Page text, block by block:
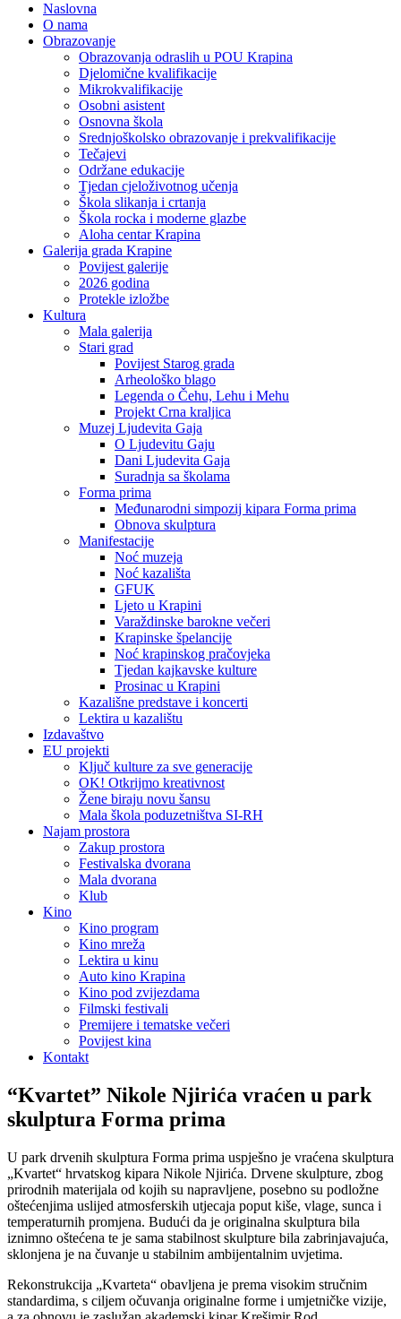
Naslovna
O nama
Obrazovanje
Obrazovanja odraslih u POU Krapina
Djelomične kvalifikacije
Mikrokvalifikacije
Osobni asistent
Osnovna škola
Srednjoškolsko obrazovanje i prekvalifikacije
Tečajevi
Održane edukacije
Tjedan cjeloživotnog učenja
Škola slikanja i crtanja
Škola rocka i moderne glazbe
Aloha centar Krapina
Galerija grada Krapine
Povijest galerije
2026 godina
Protekle izložbe
Kultura
Mala galerija
Stari grad
Povijest Starog grada
Arheološko blago
Legenda o Čehu, Lehu i Mehu
Projekt Crna kraljica
Muzej Ljudevita Gaja
O Ljudevitu Gaju
Dani Ljudevita Gaja
Suradnja sa školama
Forma prima
Međunarodni simpozij kipara Forma prima
Obnova skulptura
Manifestacije
Noć muzeja
Noć kazališta
GFUK
Ljeto u Krapini
Varaždinske barokne večeri
Krapinske špelancije
Noć krapinskog pračovjeka
Tjedan kajkavske kulture
Prosinac u Krapini
Kazališne predstave i koncerti
Lektira u kazalištu
Izdavaštvo
EU projekti
Ključ kulture za sve generacije
OK! Otkrijmo kreativnost
Žene biraju novu šansu
Mala škola poduzetništva SI-RH
Najam prostora
Zakup prostora
Festivalska dvorana
Mala dvorana
Klub
Kino
Kino program
Kino mreža
Lektira u kinu
Auto kino Krapina
Kino pod zvijezdama
Filmski festivali
Premijere i tematske večeri
Povijest kina
Kontakt
“Kvartet” Nikole Njirića vraćen u park
skulptura Forma prima
U park drvenih skulptura Forma prima uspješno je vraćena skulptura
„Kvartet“ hrvatskog kipara Nikole Njirića. Drvene skulpture, zbog
prirodnih materijala od kojih su napravljene, posebno su podložne
oštećenjima uslijed atmosferskih utjecaja poput kiše, vlage, sunca i
temperaturnih promjena. Budući da je originalna skulptura bila
iznimno oštećena te je sama stabilnost skulpture bila zabrinjavajuća,
sklonjena je na čuvanje u stabilnim ambijentalnim uvjetima.
Rekonstrukcija „Kvarteta“ obavljena je prema visokim stručnim
standardima, s ciljem očuvanja originalne forme i umjetničke vizije,